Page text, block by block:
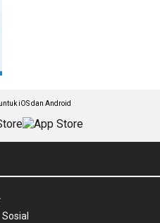
iOS dan Android
Sosial